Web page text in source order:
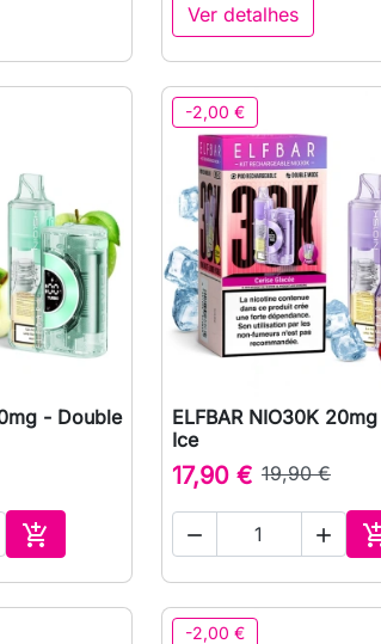
Ver detalhes
- Double

Adicionar ao carrinho
-2,00 €
 Vista rápida
ELFBAR NIO30K
Ice
17,90 € 19,90 €
 
-2,00 €